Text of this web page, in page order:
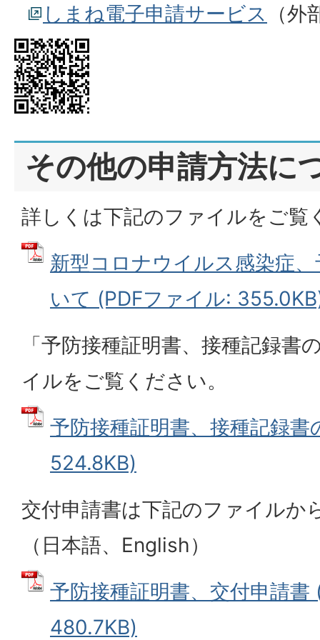
しまね電子申請サービス
（
その他の申請方法に
詳しくは下記のファイルをご覧
新型コロナウイルス感染症
いて (PDFファイル:
「予防接種証明書、接種記録書
イルをご覧ください。
予防接種証明書、接種記録
524.8KB)
交付申請書は下記のファイルか
（日本語、 English）
予防接種証明書、交付申請書
480.7KB)